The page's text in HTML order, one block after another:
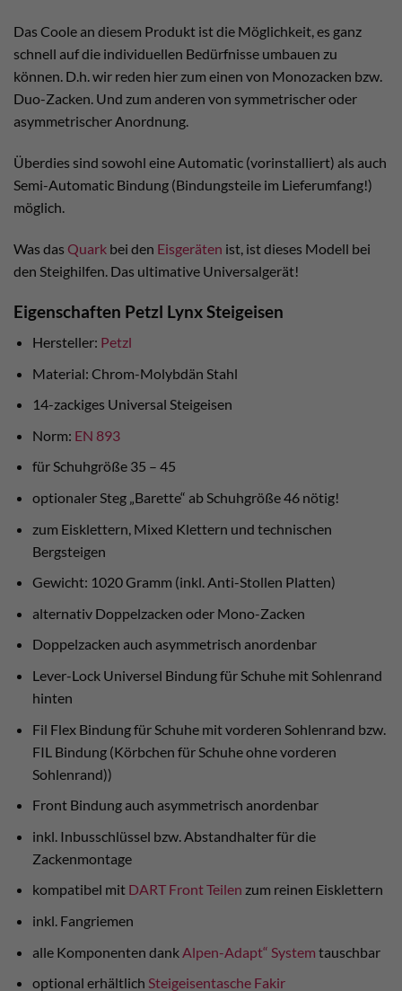
Das Coole an diesem Produkt ist die Möglichkeit, es ganz
schnell auf die individuellen Bedürfnisse umbauen zu
können. D.h. wir reden hier zum einen von Monozacken bzw.
Duo-Zacken. Und zum anderen von symmetrischer oder
asymmetrischer Anordnung.
Überdies sind sowohl eine Automatic (vorinstalliert) als auch
Semi-Automatic Bindung (Bindungsteile im Lieferumfang!)
möglich.
Was das Quark bei den Eisgeräten ist, ist dieses Modell bei
den Steighilfen. Das ultimative Universalgerät!
Eigenschaften Petzl Lynx Steigeisen
Hersteller: Petzl
Material: Chrom-Molybdän Stahl
14-zackiges Universal Steigeisen
Norm: EN 893
für Schuhgröße 35 – 45
optionaler Steg „Barette“ ab Schuhgröße 46 nötig!
zum Eisklettern, Mixed Klettern und technischen
Bergsteigen
Gewicht: 1020 Gramm (inkl. Anti-Stollen Platten)
alternativ Doppelzacken oder Mono-Zacken
Doppelzacken auch asymmetrisch anordenbar
Lever-Lock Universel Bindung für Schuhe mit Sohlenrand
hinten
Fil Flex Bindung für Schuhe mit vorderen Sohlenrand bzw.
FIL Bindung (Körbchen für Schuhe ohne vorderen
Sohlenrand))
Front Bindung auch asymmetrisch anordenbar
inkl. Inbusschlüssel bzw. Abstandhalter für die
Zackenmontage
kompatibel mit DART Front Teilen zum reinen Eisklettern
inkl. Fangriemen
alle Komponenten dank Alpen-Adapt“ System tauschbar
optional erhältlich Steigeisentasche Fakir